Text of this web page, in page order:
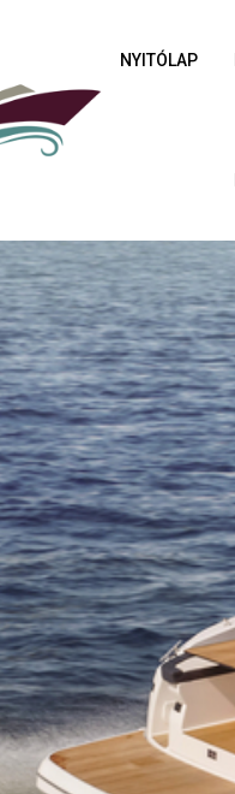
NYITÓLAP